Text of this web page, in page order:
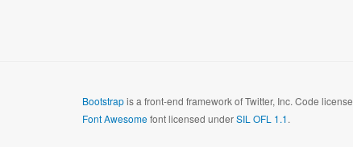
Bootstrapis a front-end framework of Twitter, Inc. Code
Font Awesomefont licensed underSIL OFL 1.1.